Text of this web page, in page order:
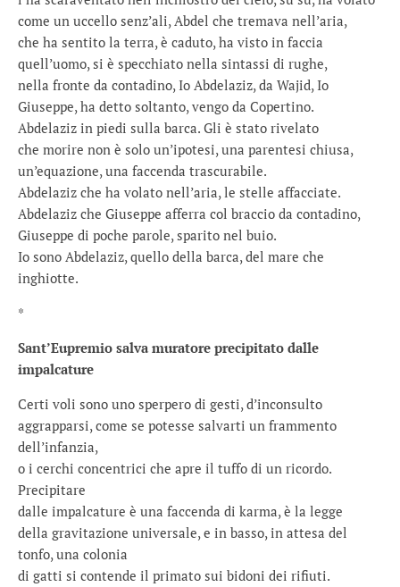
come un uccello senz’ali, Abdel che tremava nell’aria,
che ha sentito la terra, è caduto, ha visto in faccia
quell’uomo, si è specchiato nella sintassi di rughe,
nella fronte da contadino, Io Abdelaziz, da Wajid, Io
Giuseppe, ha detto soltanto, vengo da Copertino.
Abdelaziz in piedi sulla barca. Gli è stato rivelato
che morire non è solo un’ipotesi, una parentesi chiusa,
un’equazione, una faccenda trascurabile.
Abdelaziz che ha volato nell’aria, le stelle affacciate.
Abdelaziz che Giuseppe afferra col braccio da contadino,
Giuseppe di poche parole, sparito nel buio.
Io sono Abdelaziz, quello della barca, del mare che
inghiotte.
*
Sant’Eupremio salva muratore precipitato dalle
impalcature
Certi voli sono uno sperpero di gesti, d’inconsulto
aggrapparsi, come se potesse salvarti un frammento
dell’infanzia,
o i cerchi concentrici che apre il tuffo di un ricordo.
Precipitare
dalle impalcature è una faccenda di karma, è la legge
della gravitazione universale, e in basso, in attesa del
tonfo, una colonia
di gatti si contende il primato sui bidoni dei rifiuti.